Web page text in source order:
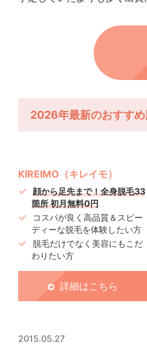
2026年最新のおすす
KIREIMO（キレイモ）
顔から足先まで！全身脱毛33
箇所 初月無料0円
コスパが良く高品質＆スピー
ディーな脱毛を体験したい方
脱毛だけでなく美容にもこだ
わりたい方
詳細はこちら
2015.05.27